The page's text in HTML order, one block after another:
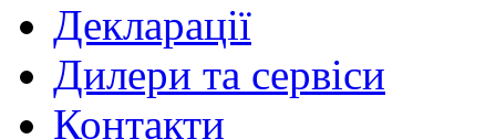
Декларації
Дилери та сервіси
Контакти